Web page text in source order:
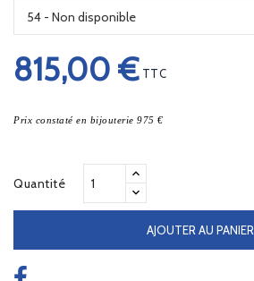
815,00 € TTC
Prix constaté en bijouterie 975 €
Quantité
AJOUTER AU PANIER